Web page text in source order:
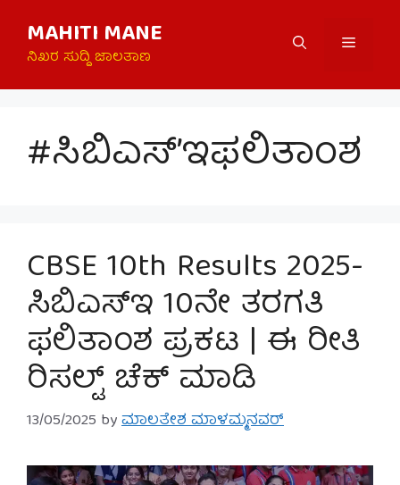
content
MAHITI MANE
ನಿಖರ ಸುದ್ದಿ ಜಾಲತಾಣ
Menu
#ಸಿಬಿಎಸ್’ಇಫಲಿತಾಂಶ
CBSE 10th Results 2025-
ಸಿಬಿಎಸ್‌ಇ 10ನೇ ತರಗತಿ
ಫಲಿತಾಂಶ ಪ್ರಕಟ | ಈ ರೀತಿ
ರಿಸಲ್ಟ್ ಚೆಕ್ ಮಾಡಿ
13/05/2025 byಮಾಲತೇಶ ಮಾಳಮ್ಮನವರ್